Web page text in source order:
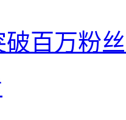
百万粉